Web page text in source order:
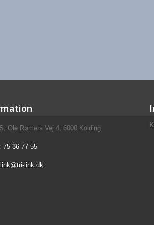
Ole Rømers Vej 4, 6000 Kolding
75 36 77 55
link.dk